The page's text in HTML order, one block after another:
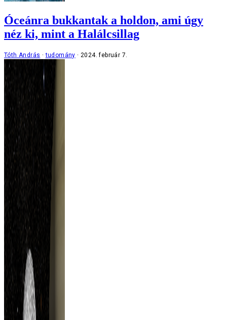
Óceánra bukkantak a holdon, ami úgy
néz ki, mint a Halálcsillag
Tóth András tudomány 2024. február 7.